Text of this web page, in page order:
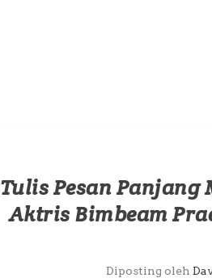
Tulis Pesan
Aktris Bimbeam
Diposting oleh